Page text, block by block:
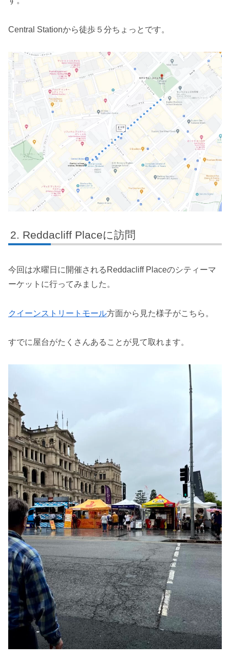
Central Stationから徒歩５分ちょっとです。
Reddacliff Placeに訪問
今回は水曜日に開催されるReddacliff Placeのシティーマ
ーケットに行ってみました。
クイーンストリートモール方面から見た様子がこちら。
すでに屋台がたくさんあることが見て取れます。